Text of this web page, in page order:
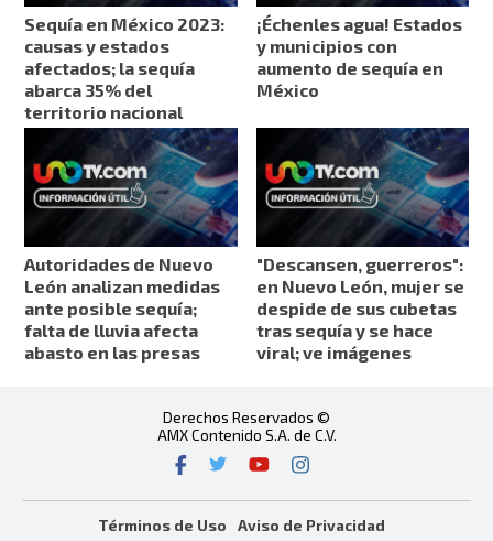
Sequía en México 2023:
causas y estados
afectados; la sequía
abarca 35% del
territorio nacional
¡Échenles agua! Estados
y municipios con
aumento de sequía en
México
Autoridades de Nuevo
León analizan medidas
ante posible sequía;
falta de lluvia afecta
abasto en las presas
"Descansen, guerreros":
en Nuevo León, mujer se
despide de sus cubetas
tras sequía y se hace
viral; ve imágenes
Derechos Reservados ©
AMX Contenido S.A. de C.V.
Términos de Uso Aviso de Privacidad